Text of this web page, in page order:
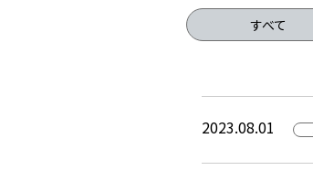
すべて
2023.08.01